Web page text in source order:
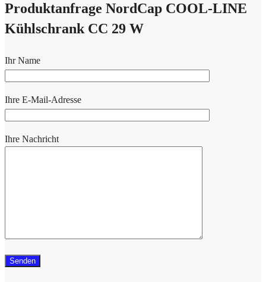
Produktanfrage NordCap COOL-LINE
Kühlschrank CC 29 W
Ihr Name
Ihre E-Mail-Adresse
Ihre Nachricht